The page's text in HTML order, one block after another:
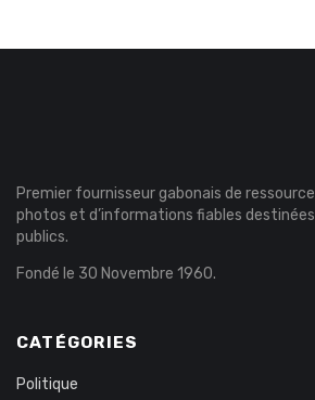
Premier fournisseur gabonais de
photos et d’informations fiables
publics.
Fondé le 30 Novembre 1960.
CATÉGORIES
Politique